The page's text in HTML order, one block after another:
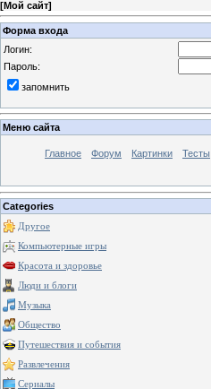
[Мой сайт]
Форма входа
Логин:
Пароль:
запомнить
Меню сайта
Главное Форум Картинки Тесты
Categories
Другое
Компьютерные игры
Красота и здоровье
Люди и блоги
Музыка
Общество
Путешествия и события
Развлечения
Сериалы